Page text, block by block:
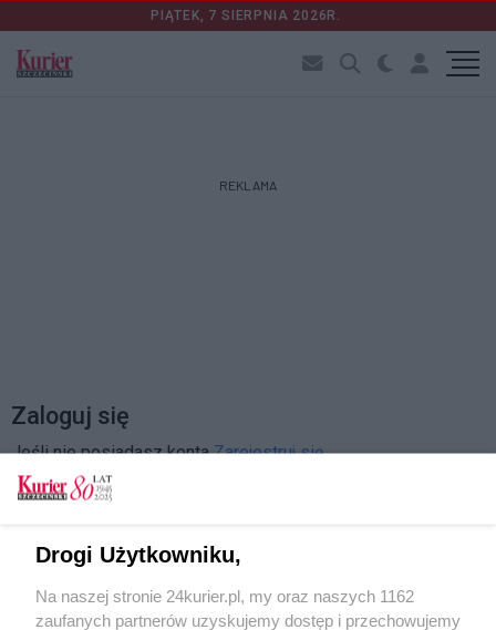
PIĄTEK, 7 SIERPNIA 2026R.
REKLAMA
Zaloguj się
Jeśli nie posiadasz kontaZarejestruj się
Drogi Użytkowniku,
Na naszej stronie 24kurier.pl, my oraz naszych 1162
zaufanych partnerów uzyskujemy dostęp i przechowujemy